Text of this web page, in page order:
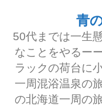
青
50代までは一生
なことをやるー
ラックの荷台に
一周混浴温泉の
の北海道一周の